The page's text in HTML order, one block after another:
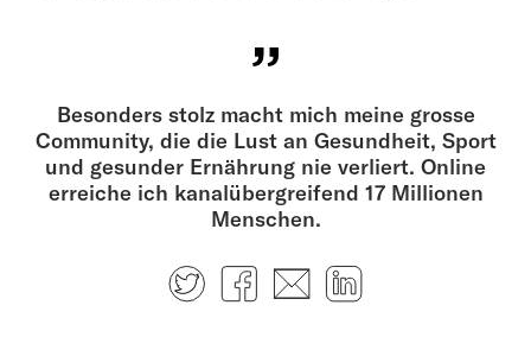
Besonders stolz macht mich meine grosse
Community, die die Lust an Gesundheit, Sport
und gesunder Ernährung nie verliert. Online
erreiche ich kanalübergreifend 17 Millionen
Menschen.
TwitterFacebook
E-mail